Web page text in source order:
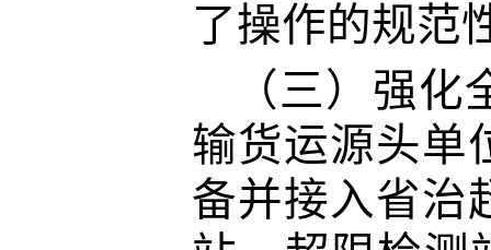
了操作的规范
（三） 强化
输货运源头单
备并接入省治